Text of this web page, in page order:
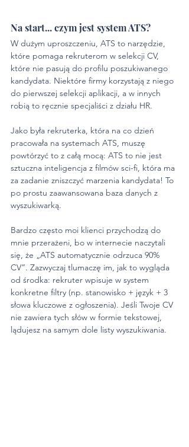
Na start... czym jest system ATS?
W dużym uproszczeniu, ATS to narzędzie,
które pomaga rekruterom w selekcji CV,
które nie pasują do profilu poszukiwanego
kandydata. Niektóre firmy korzystają z niego
do pierwszej selekcji aplikacji, a w innych
robią to ręcznie specjaliści z działu HR.
Jako była rekruterka, która na co dzień
pracowała na systemach ATS, muszę
powtórzyć to z całą mocą: ATS to nie jest
sztuczna inteligencja z filmów sci-fi, która ma
za zadanie zniszczyć marzenia kandydata! To
po prostu zaawansowana baza danych z
wyszukiwarką.
Bardzo często moi klienci przychodzą do
mnie przerażeni, bo w internecie naczytali
się, że „ATS automatycznie odrzuca 90%
CV”. Zazwyczaj tlumaczę im, jak to wygląda
od środka: rekruter wpisuje w system
konkretne filtry (np. stanowisko + język + 3
słowa kluczowe z ogłoszenia). Jeśli Twoje CV
nie zawiera tych słów w formie tekstowej,
lądujesz na samym dole listy wyszukiwania.